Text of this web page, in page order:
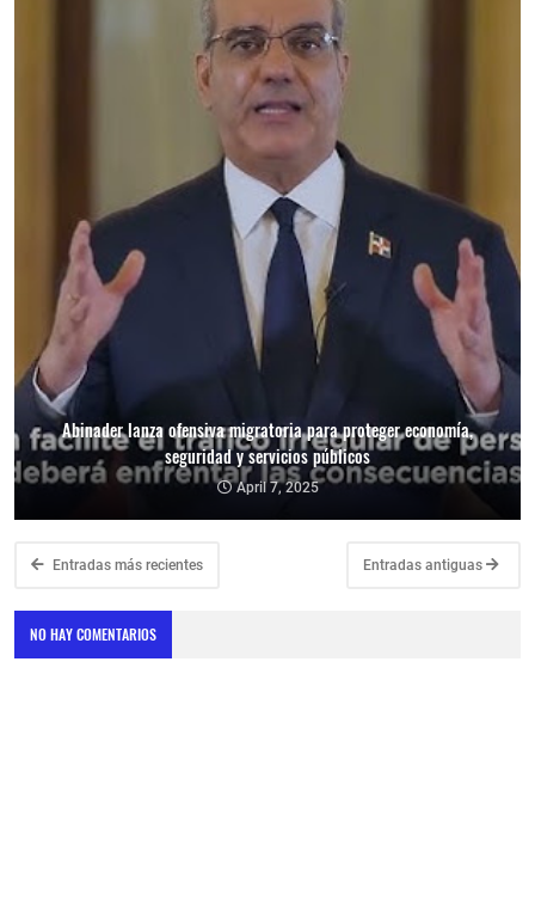
Abinader lanza ofensiva migratoria para proteger economía,
seguridad y servicios públicos
April 7, 2025
Entradas más recientes Entradas antiguas
NO HAY COMENTARIOS